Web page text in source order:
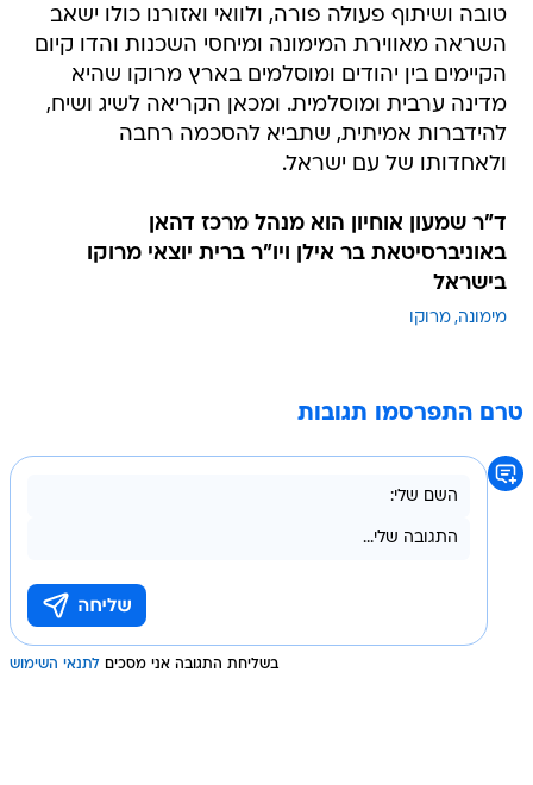
טובה ושיתוף פעולה פורה, ולוואי ואזורנו כולו ישאב
השראה מאווירת המימונה ומיחסי השכנות והדו קיום
הקיימים בין יהודים ומוסלמים בארץ מרוקו שהיא
מדינה ערבית ומוסלמית. ומכאן הקריאה לשיג ושיח,
להידברות אמיתית, שתביא להסכמה רחבה
ולאחדותו של עם ישראל.
ד"ר שמעון אוחיון הוא מנהל מרכז דהאן
באוניברסיטאת בר אילן ויו"ר ברית יוצאי מרוקו
בישראל
מימונה מרוקו
טרם התפרסמו תגובות
בשליחת התגובה אני מסכים לתנאי השימוש